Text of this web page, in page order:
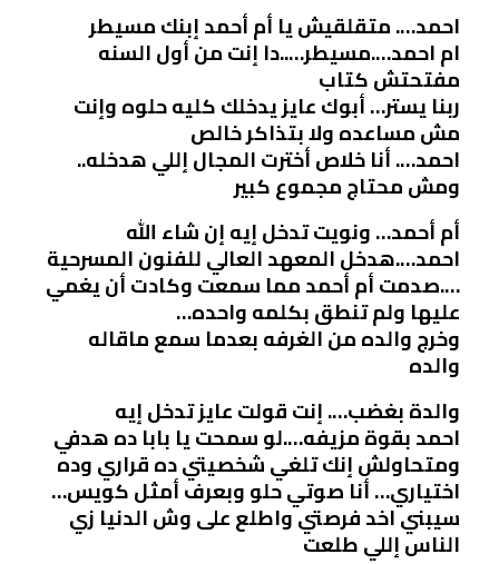
احمد…. متقلقيش يا أم أحمد إبنك مسيطر
ام احمد….مسيطر…..دا إنت من أول السنه
مفتحتش كتاب
ربنا يستر… أبوك عايز يدخلك كليه حلوه وإنت
مش مساعده ولا بتذاكر خالص
احمد…. أنا خلاص أخترت المجال إللي هدخله..
ومش محتاج مجموع كبير
أم أحمد… ونويت تدخل إيه إن شاء الله
احمد….هدخل المعهد العالي للفنون المسرحية
….صدمت أم أحمد مما سمعت وكادت أن يغمي
عليها ولم تنطق بكلمه واحده…
وخرج والده من الغرفه بعدما سمع ماقاله
والده
والدة بغضب…. إنت قولت عايز تدخل إيه
احمد بقوة مزيفه….لو سمحت يا بابا ده هدفي
ومتحاولش إنك تلغي شخصيتي ده قراري وده
اختياري… أنا صوتي حلو وبعرف أمثل كويس…
سيبني اخد فرصتي واطلع على وش الدنيا زي
الناس إللي طلعت